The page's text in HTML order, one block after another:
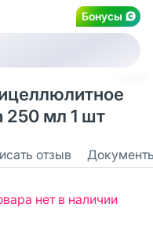
Бонусы
250 мл 1 шт
отзыв
нет в наличии